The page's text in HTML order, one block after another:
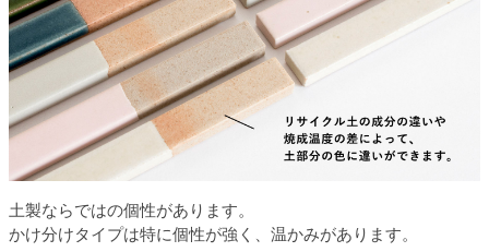
土製ならではの個性があります。
かけ分けタイプは特に個性が強く、温かみがあります。